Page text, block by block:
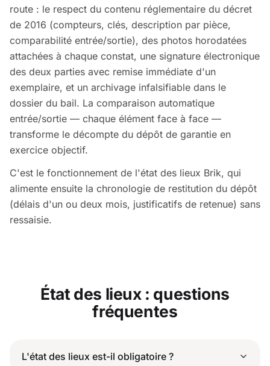
route : le respect du contenu réglementaire du décret
de 2016 (compteurs, clés, description par pièce,
comparabilité entrée/sortie), des photos horodatées
attachées à chaque constat, une signature électronique
des deux parties avec remise immédiate d'un
exemplaire, et un archivage infalsifiable dans le
dossier du bail. La comparaison automatique
entrée/sortie — chaque élément face à face —
transforme le décompte du dépôt de garantie en
exercice objectif.
C'est le fonctionnement de l'état des lieux Brik, qui
alimente ensuite la chronologie de restitution du dépôt
(délais d'un ou deux mois, justificatifs de retenue) sans
ressaisie.
État des lieux : questions
fréquentes
L'état des lieux est-il obligatoire ?